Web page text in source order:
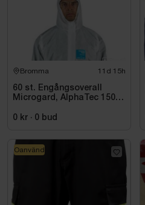
Bromma 11d 15h
60 st. Engångsoverall
Microgard, AlphaTec 1500
0 kr · 0 bud
Oanvänd